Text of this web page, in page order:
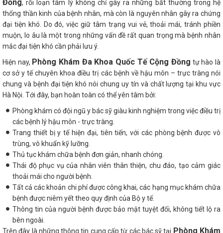
Đồng, rối loạn tâm lý không chỉ gây ra những bất thường trong hệ
thống thần kinh của bệnh nhân, mà còn là nguyên nhân gây ra chứng
đại tiện khó. Do đó, việc giữ tâm trạng vui vẻ, thoải mái, tránh phiền
muộn, lo âu là một trong những vấn đề rất quan trọng mà bệnh nhân
mắc đại tiện khó cần phải lưu ý.
Hiện nay, Phòng Khám Đa Khoa Quốc Tế Cộng Đồng tự hào là
cơ sở y tế chuyên khoa điều trị các bệnh về hậu môn – trực tràng nói
chung và bệnh đại tiện khó nói chung uy tín và chất lượng tại khu vực
Hà Nội. Tới đây, bạn hoàn toàn có thể yên tâm bởi:
Phòng khám có đội ngũ y bác sỹ giàu kinh nghiệm trong việc điều trị
các bệnh lý hậu môn - trực tràng.
Trang thiết bị y tế hiện đại, tiên tiến, với các phòng bệnh được vô
trùng, vô khuẩn kỹ lưỡng.
Thủ tục khám chữa bệnh đơn giản, nhanh chóng.
Thái độ phục vụ của nhân viên thân thiện, chu đáo, tạo cảm giác
thoải mái cho người bệnh.
Tất cả các khoản chi phí được công khai, các hạng mục khám chữa
bệnh được niêm yết theo quy định của Bộ y tế.
Thông tin của người bệnh được bảo mật tuyệt đối, không tiết lộ ra
bên ngoài.
Trên đây là những thông tin cung cấp từ các bác sỹ tại Phòng Khám